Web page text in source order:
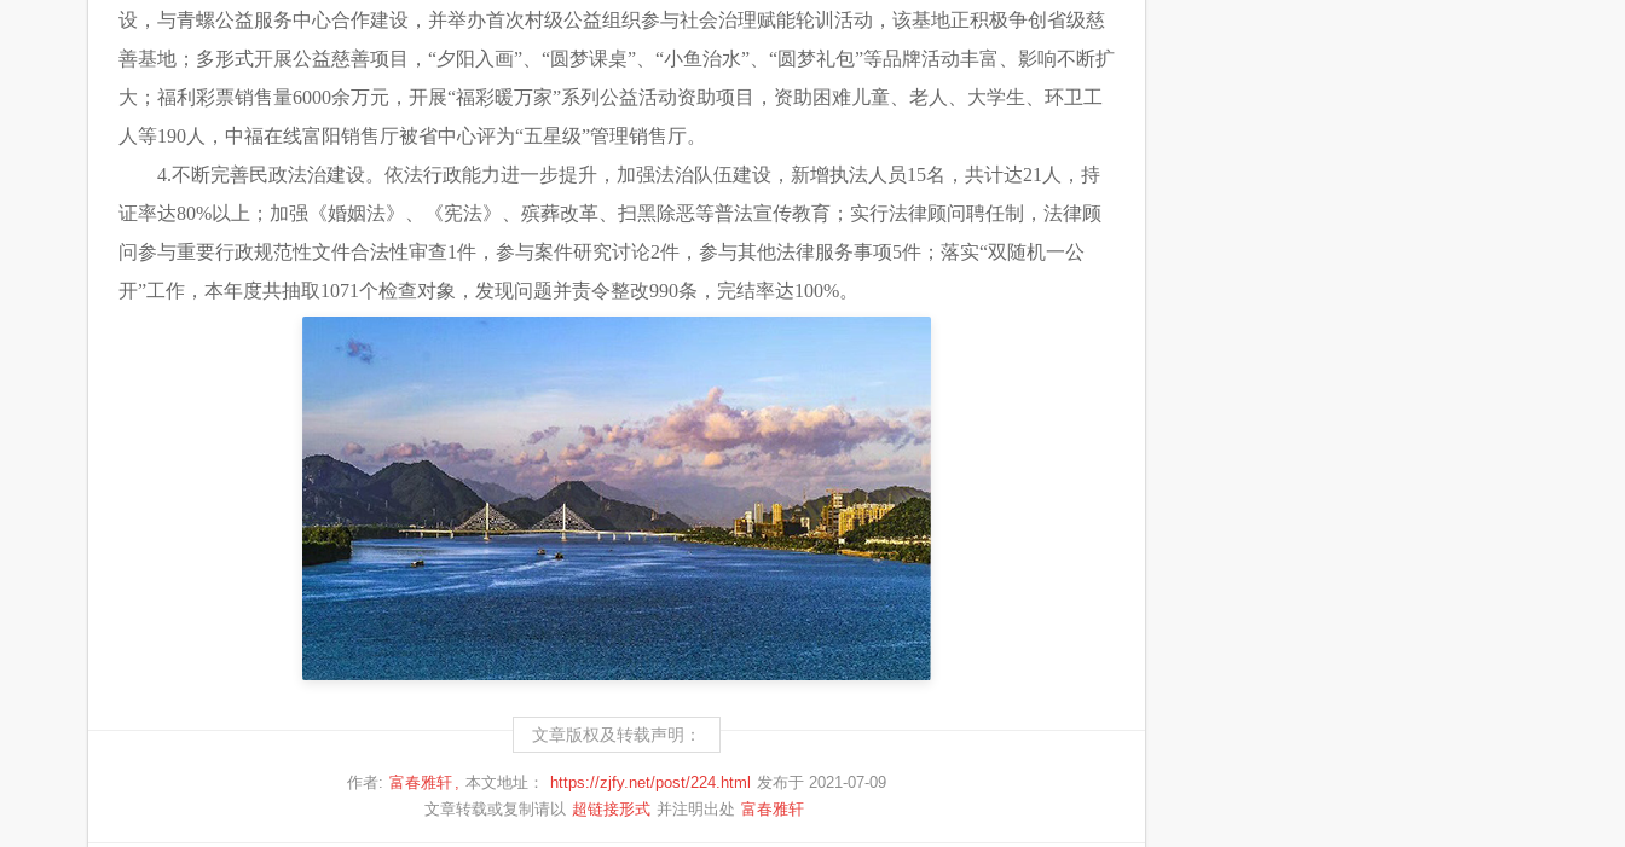
设，与青螺公益服务中心合作建设，并举办首次村级公益组织参与社会治理赋能轮训活动，该基地正积极争创省级慈
善基地；多形式开展公益慈善项目，“夕阳入画”、“圆梦课桌”、“小鱼治水”、“圆梦礼包”等品牌活动丰富、影响不断扩
大；福利彩票销售量6000余万元，开展“福彩暖万家”系列公益活动资助项目，资助困难儿童、老人、大学生、环卫工
人等190人，中福在线富阳销售厅被省中心评为“五星级”管理销售厅。
4.不断完善民政法治建设。依法行政能力进一步提升，加强法治队伍建设，新增执法人员15名，共计达21人，持
证率达80%以上；加强《婚姻法》、《宪法》、殡葬改革、扫黑除恶等普法宣传教育；实行法律顾问聘任制，法律顾
问参与重要行政规范性文件合法性审查1件，参与案件研究讨论2件，参与其他法律服务事项5件；落实“双随机一公
开”工作，本年度共抽取1071个检查对象，发现问题并责令整改990条，完结率达100%。
文章版权及转载声明：
作者: 富春雅轩 本文地址： https://zjfy.net/post/224.html
发布于 2021-07-09
文章转载或复制请以 超链接形式 并注明出处 富春雅轩